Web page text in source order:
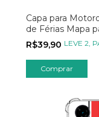
Capa para
de Férias Mapa
R$39,90 LEVE 2,
Comprar